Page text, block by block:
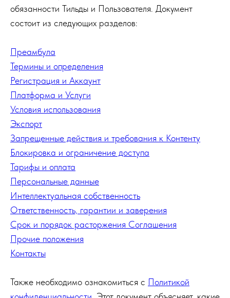
обязанности Тильды и Пользователя. Документ
состоит из следующих разделов:
Преамбула
Термины и определения
Регистрация и Аккаунт
Платформа и Услуги
Условия использования
Экспорт
Запрещенные действия и требования к Контенту
Блокировка и ограничение доступа
Тарифы и оплата
Персональные данные
Интеллектуальная собственность
Ответственность, гарантии и заверения
Срок и порядок расторжения Соглашения
Прочие положения
Контакты
Также необходимо ознакомиться с Политикой